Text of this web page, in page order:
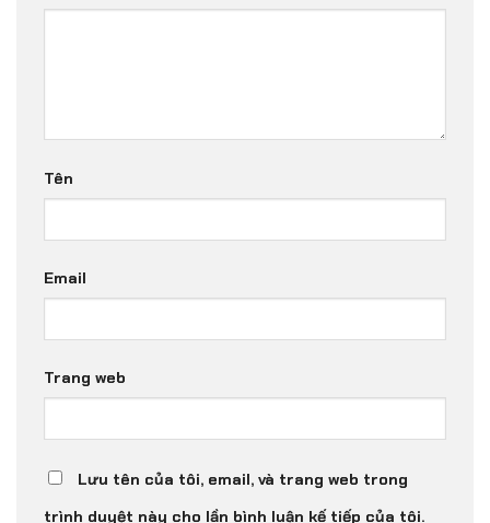
Tên
Email
Trang web
Lưu tên của tôi, email, và trang web trong
trình duyệt này cho lần bình luận kế tiếp của tôi.